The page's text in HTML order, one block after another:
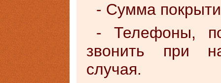
- Сумма
- Телефоны,
звонить при
случая.